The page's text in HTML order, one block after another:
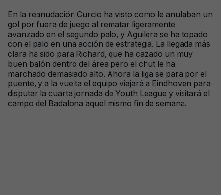
En la reanudación Curcio ha visto como le anulaban un
gol por fuera de juego al rematar ligeramente
avanzado en el segundo palo, y Aguilera se ha topado
con el palo en una acción de estrategia. La llegada más
clara ha sido para Richard, que ha cazado un muy
buen balón dentro del área pero el chut le ha
marchado demasiado alto. Ahora la liga se para por el
puente, y a la vuelta el equipo viajará a Eindhoven para
disputar la cuarta jornada de Youth League y visitará el
campo del Badalona aquel mismo fin de semana.